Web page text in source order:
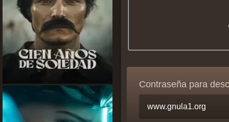
Contraseña para